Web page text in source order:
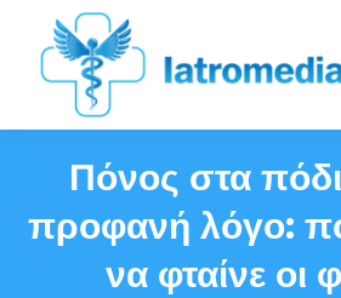
Πόνος στα
προφανή λόγο:
να φταίνε οι